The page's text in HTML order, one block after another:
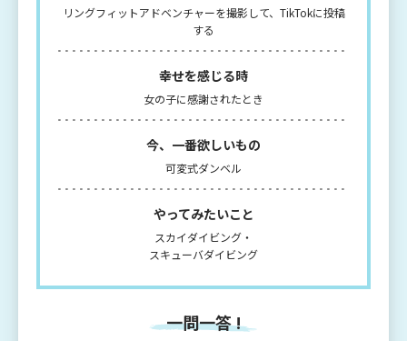
リングフィットアドベンチャーを撮影して、TikTokに投稿
する
幸せを感じる時
女の子に感謝されたとき
今、一番欲しいもの
可変式ダンベル
やってみたいこと
スカイダイビング・
スキューバダイビング
一問一答 !